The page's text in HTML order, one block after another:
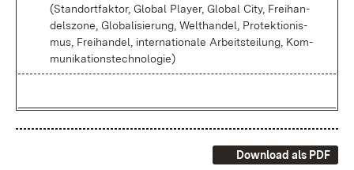
(Stand­ort­fak­tor, Glo­bal Play­er, Glo­bal Ci­ty, Frei­han­
dels­zo­ne, Glo­ba­li­sie­rung, Welt­han­del, Pro­tek­tio­nis­
mus, Frei­han­del, in­ter­na­tio­na­le Ar­beits­tei­lung, Kom­
mu­ni­ka­ti­ons­tech­no­lo­gie)
Download als PDF